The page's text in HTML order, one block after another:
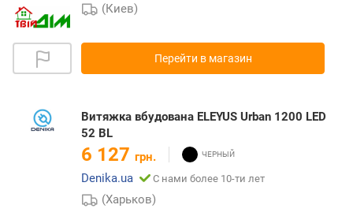
(Киев)
Перейти в магазин
Витяжка вбудована ELEYUS Urban 1200 LED
52 BL
6 127 грн.
Denika.ua
С нами более 10-ти лет
(Харьков)